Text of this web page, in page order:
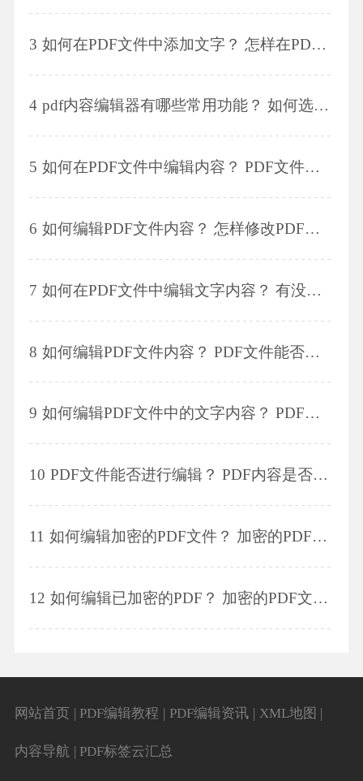
3 如何在PDF文件中添加文字？ 怎样在PDF文档中删除内容？
4 pdf内容编辑器有哪些常用功能？ 如何选择一款好用的pdf内容编辑器？
5 如何在PDF文件中编辑内容？ PDF文件能否直接修改文件内容？
6 如何编辑PDF文件内容？ 怎样修改PDF文档中的文字？
7 如何在PDF文件中编辑文字内容？ 有没有简便的方法可以修改PDF文档中的文字内容？
8 如何编辑PDF文件内容？ PDF文件能否直接进行内容编辑？
9 如何编辑PDF文件中的文字内容？ PDF文件中的文字内容能否被修改？
10 PDF文件能否进行编辑？ PDF内容是否可编辑？
11 如何编辑加密的PDF文件？ 加密的PDF文件能否被编辑？
12 如何编辑已加密的PDF？ 加密的PDF文件能否被编辑？
网站首页 | PDF编辑教程 | PDF编辑资讯 | XML地图 |
内容导航 | PDF标签云汇总